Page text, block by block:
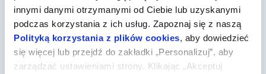
innymi danymi otrzymanymi od Ciebie lub uzyskanymi
podczas korzystania z ich usług. Zapoznaj się z naszą
Polityką korzystania z plików cookies, aby dowiedzieć
się więcej lub przejdź do zakładki „Personalizuj”, aby
zarządzać ustawieniami strony. Klikając „Akceptuj
Potrzebujesz szybko uruchomić stronę internetową, adresy e-
mail lub wizytówkę online? Dzięki nam możesz dokonać tego
w ciągu kilku minut. Wybierz domenę .CLOUD i połącz ją
z jedną usług dostępnych w naszej ofercie: